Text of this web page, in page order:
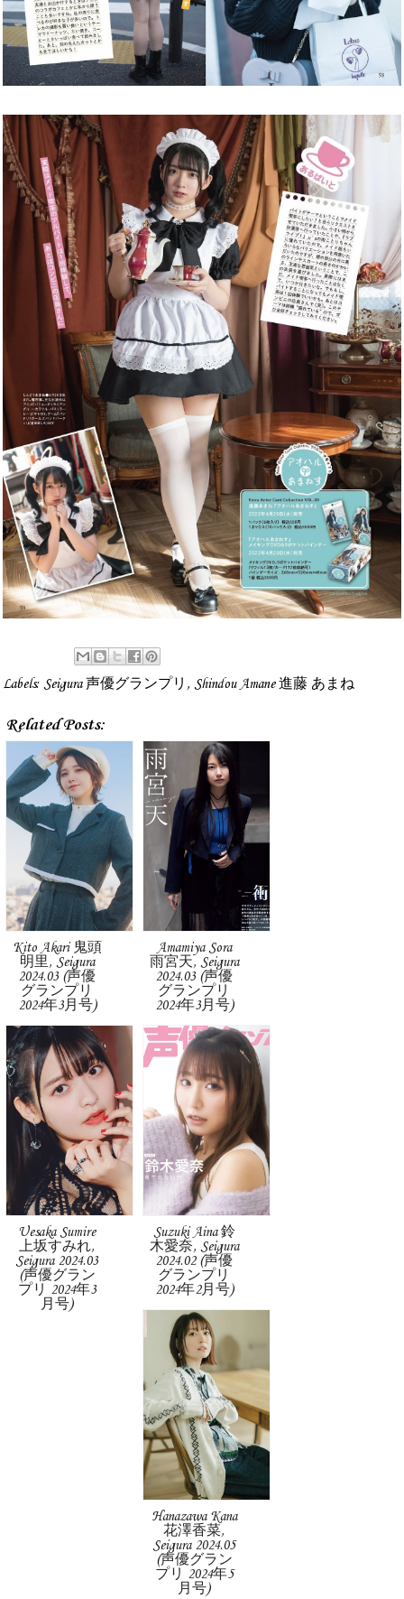
Labels: Seigura 声優グランプリ , Shindou Amane 進藤 あまね
Related Posts:
Kito Akari 鬼頭
明里, Seigura
2024.03 (声優
グランプリ
2024年3月号)
Amamiya Sora
雨宮天, Seigura
2024.03 (声優
グランプリ
2024年3月号)
Uesaka Sumire
上坂すみれ,
Seigura 2024.03
(声優グラン
プリ 2024年3
月号)
Suzuki Aina 鈴
木愛奈, Seigura
2024.02 (声優
グランプリ
2024年2月号)
Hanazawa Kana
花澤香菜,
Seigura 2024.05
(声優グラン
プリ 2024年5
月号)